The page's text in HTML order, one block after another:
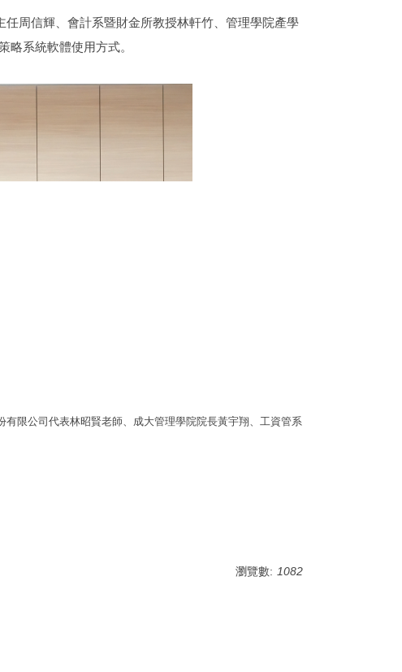
周信輝、會計系暨財金所教授林軒竹、管理學院產學
略系統軟體使用方式。
限公司代表林昭賢老師、成大管理學院院長黃宇翔、工資管系
瀏覽數: 1082